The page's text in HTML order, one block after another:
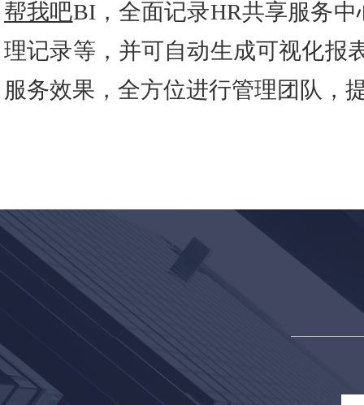
帮我吧BI，全面记录HR共享服务
理记录等，并可自动生成可视化报
服务效果，全方位进行管理团队，